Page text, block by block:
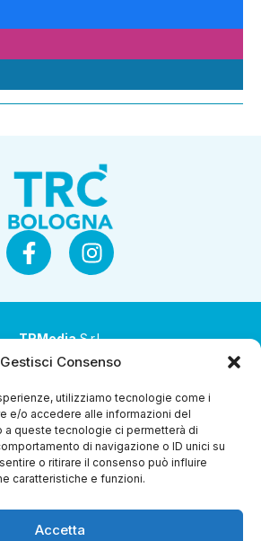
Gestisci Consenso
utilizziamo tecnologie come i
e/o accedere alle informazioni del
a queste tecnologie ci permetterà di
di navigazione o ID unici su
o ritirare il consenso può influire
caratteristiche e funzioni.
Accetta
TRMediaS.r.l.
Società a socio unico
ad attività di direzione e
di Coop Alleanza 3.0 Soc. Coop.
del ’99 nr. 51 42124 Reggio Emilia
(RE)
sociale € 1.040.000 i.v.